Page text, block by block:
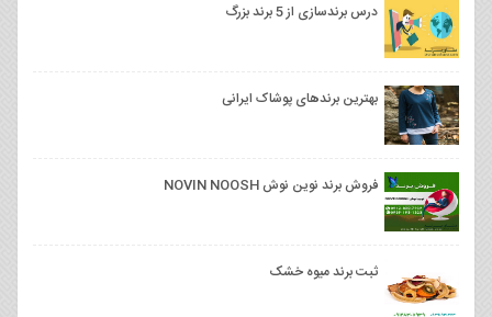
درس برندسازی از 5 برند بزرگ
بهترین برندهای پوشاک ایرانی
فروش برند نوین نوش NOVIN NOOSH
ثبت برند میوه خشک